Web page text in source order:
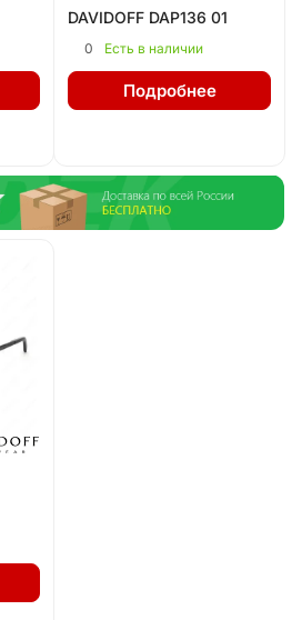
DAVIDOFF DAP136 01
0 Есть в наличии
Подробнее